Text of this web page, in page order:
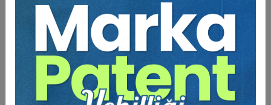
içeriyor olması sebebiyle ayrıca öneme sahiptir. Verilen
kararların ekseriyetle kesin olması ve ilk derece
mahkemelerini bağlaması da emsal niteliğini
güçlendirmektedir. Bu nedenle her aşamadaki hukuk
uygulayıcıları için son derece yol gösterici olma özelliğini